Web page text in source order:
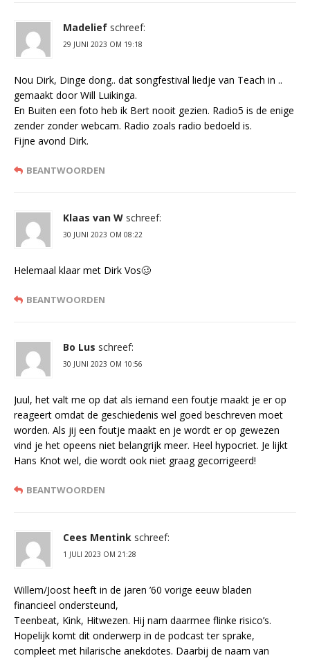
Madelief schreef:
29 JUNI 2023 OM 19:18
Nou Dirk, Dinge dong.. dat songfestival liedje van Teach in ..
gemaakt door Will Luikinga.
En Buiten een foto heb ik Bert nooit gezien. Radio5 is de enige
zender zonder webcam. Radio zoals radio bedoeld is.
Fijne avond Dirk.
BEANTWOORDEN
Klaas van W schreef:
30 JUNI 2023 OM 08:22
Helemaal klaar met Dirk Vos🥴
BEANTWOORDEN
Bo Lus schreef:
30 JUNI 2023 OM 10:56
Juul, het valt me op dat als iemand een foutje maakt je er op
reageert omdat de geschiedenis wel goed beschreven moet
worden. Als jij een foutje maakt en je wordt er op gewezen
vind je het opeens niet belangrijk meer. Heel hypocriet. Je lijkt
Hans Knot wel, die wordt ook niet graag gecorrigeerd!
BEANTWOORDEN
Cees Mentink schreef:
1 JULI 2023 OM 21:28
Willem/Joost heeft in de jaren ’60 vorige eeuw bladen
financieel ondersteund,
Teenbeat, Kink, Hitwezen. Hij nam daarmee flinke risico’s.
Hopelijk komt dit onderwerp in de podcast ter sprake,
compleet met hilarische anekdotes. Daarbij de naam van